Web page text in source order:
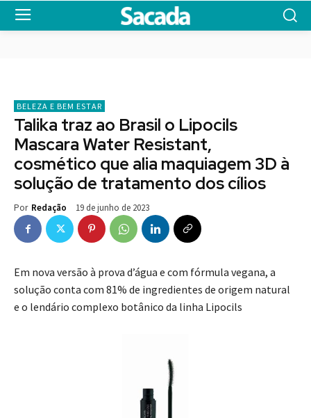
BELEZA E BEM ESTAR
Talika traz ao Brasil o Lipocils
Mascara Water Resistant,
cosmético que alia maquiagem 3D à
solução de tratamento dos cílios
Por Redação 19 de junho de 2023
Em nova versão à prova d’água e com fórmula vegana, a
solução conta com 81% de ingredientes de origem natural
e o lendário complexo botânico da linha Lipocils